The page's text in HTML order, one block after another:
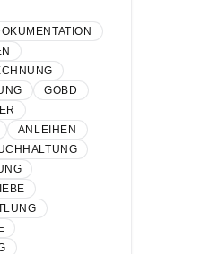
GOBD
ANLEIHEN